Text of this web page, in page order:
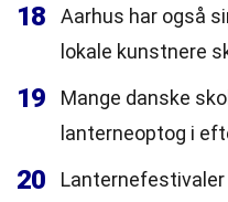
18
Aarhus har også
lokale kunstnere
19
Mange danske
lanterneoptog i
20